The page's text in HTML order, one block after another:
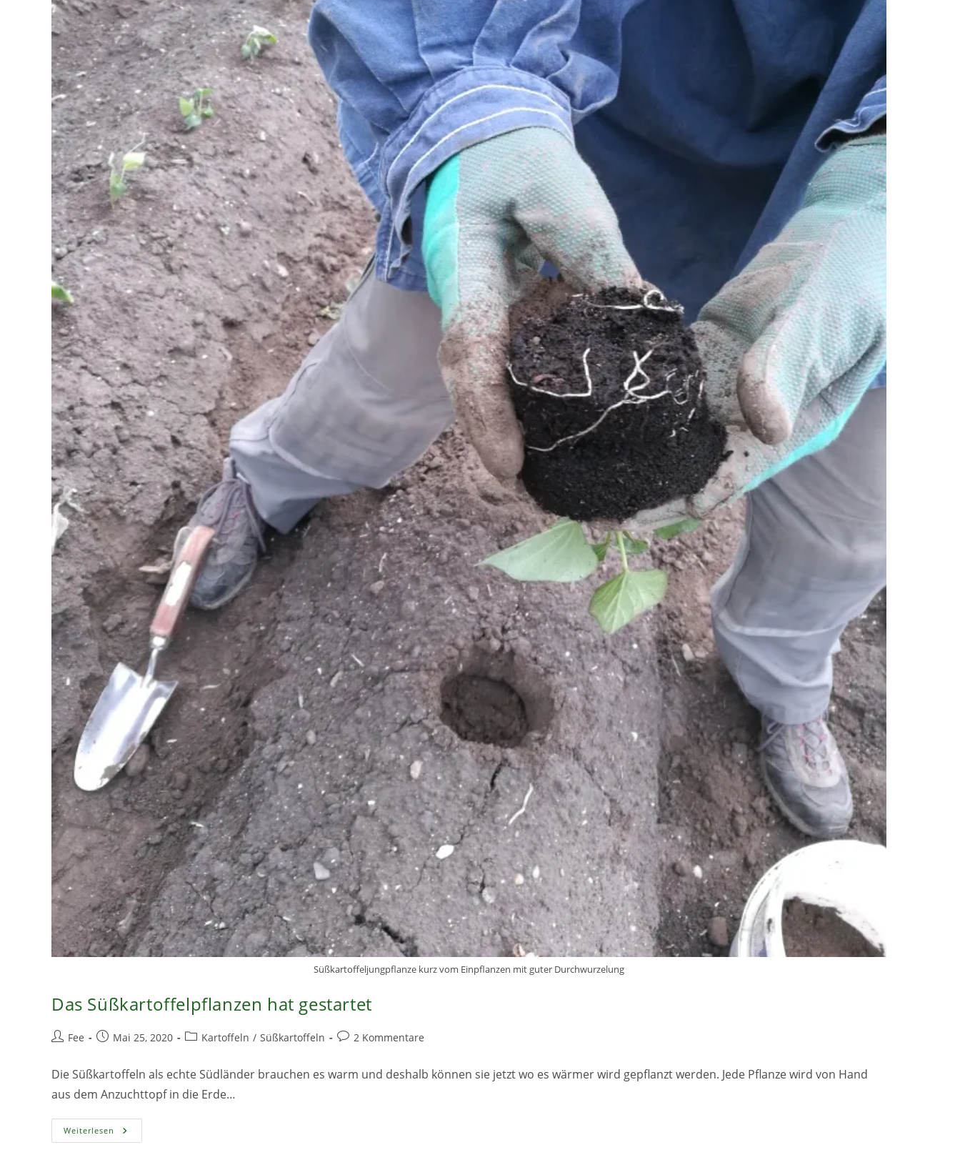
Süßkartoffeljungpflanze kurz vom Einpflanzen mit guter Durchwurzelung
Das Süßkartoffelpflanzen hat gestartet
Beitrags-
Fee
BeitragMai 25, 2020
Beitrags-
Kartoffeln / Süßkartoffeln
Beitrags-
2 Kommentare
Die Süßkartoffeln als echte Südländer brauchen es warm und deshalb können sie jetzt wo es wärmer wird gepflanzt werden. Jede Pflanze wird von Hand
aus dem Anzuchttopf in die Erde…
Weiterlesen Das
Süßkartoffelpflanzen